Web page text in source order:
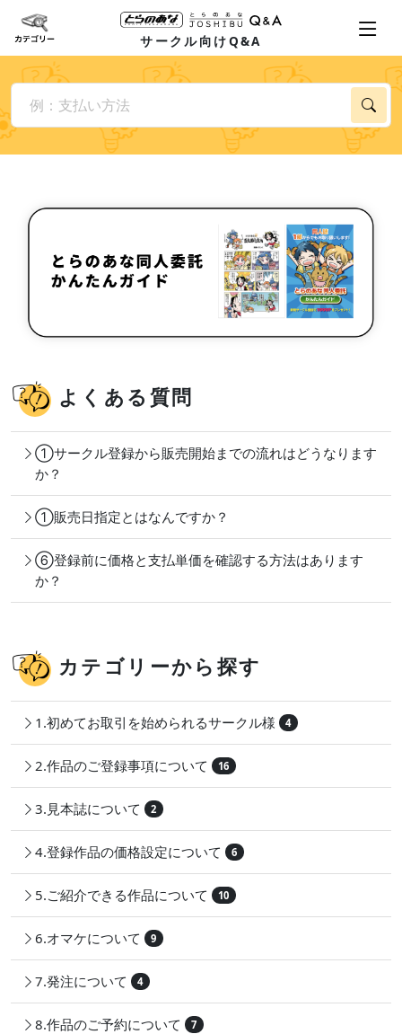
サークル向けQ&A
よくある質問
①サークル登録から販売開始までの流れはどうなります
か？
①販売日指定とはなんですか？
⑥登録前に価格と支払単価を確認する方法はあります
か？
カテゴリーから探す
1.初めてお取引を始められるサークル様 4
2.作品のご登録事項について 16
3.見本誌について 2
4.登録作品の価格設定について 6
5.ご紹介できる作品について 10
6.オマケについて 9
7.発注について 4
8.作品のご予約について 7